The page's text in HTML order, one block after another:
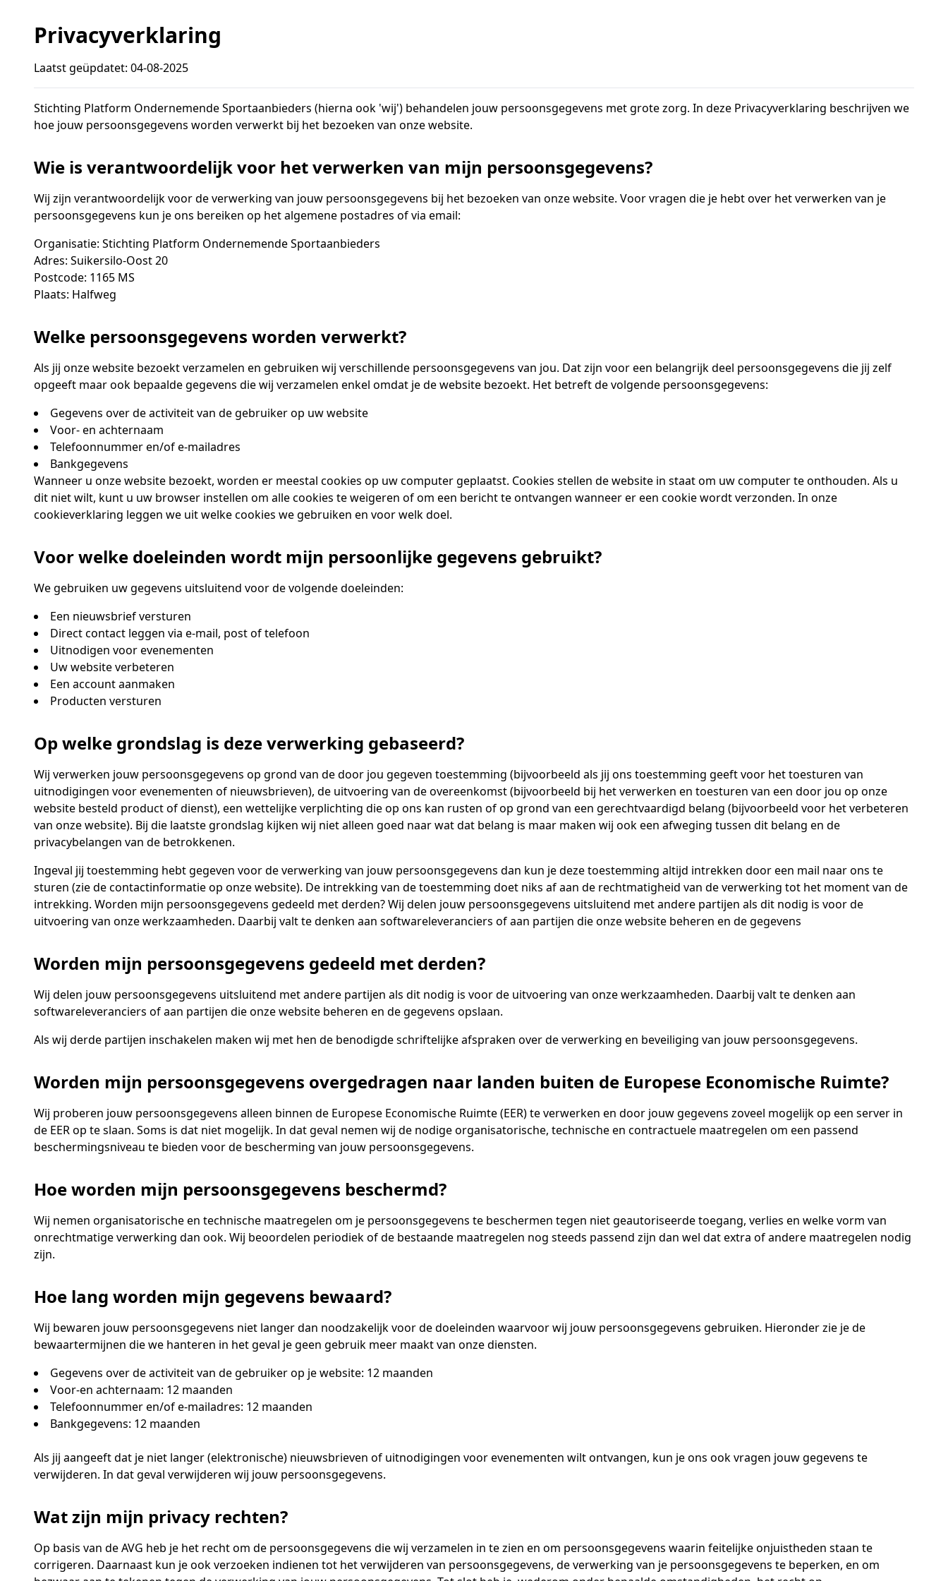
Privacyverklaring
Laatst geüpdatet: 04-08-2025
Stichting Platform Ondernemende Sportaanbieders (hierna ook 'wij') behandelen jouw persoonsgegevens met grote zorg. In deze Privacyverklaring beschrijven we
hoe jouw persoonsgegevens worden verwerkt bij het bezoeken van onze website.
Wie is verantwoordelijk voor het verwerken van mijn persoonsgegevens?
Wij zijn verantwoordelijk voor de verwerking van jouw persoonsgegevens bij het bezoeken van onze website. Voor vragen die je hebt over het verwerken van je
persoonsgegevens kun je ons bereiken op het algemene postadres of via email:
Organisatie: Stichting Platform Ondernemende Sportaanbieders
Adres: Suikersilo-Oost 20
Postcode: 1165 MS
Plaats: Halfweg
Welke persoonsgegevens worden verwerkt?
Als jij onze website bezoekt verzamelen en gebruiken wij verschillende persoonsgegevens van jou. Dat zijn voor een belangrijk deel persoonsgegevens die jij zelf
opgeeft maar ook bepaalde gegevens die wij verzamelen enkel omdat je de website bezoekt. Het betreft de volgende persoonsgegevens:
Gegevens over de activiteit van de gebruiker op uw website
Voor- en achternaam
Telefoonnummer en/of e-mailadres
Bankgegevens
Wanneer u onze website bezoekt, worden er meestal cookies op uw computer geplaatst. Cookies stellen de website in staat om uw computer te onthouden. Als u
dit niet wilt, kunt u uw browser instellen om alle cookies te weigeren of om een bericht te ontvangen wanneer er een cookie wordt verzonden. In onze
cookieverklaring leggen we uit welke cookies we gebruiken en voor welk doel.
Voor welke doeleinden wordt mijn persoonlijke gegevens gebruikt?
We gebruiken uw gegevens uitsluitend voor de volgende doeleinden:
Een nieuwsbrief versturen
Direct contact leggen via e-mail, post of telefoon
Uitnodigen voor evenementen
Uw website verbeteren
Een account aanmaken
Producten versturen
Op welke grondslag is deze verwerking gebaseerd?
Wij verwerken jouw persoonsgegevens op grond van de door jou gegeven toestemming (bijvoorbeeld als jij ons toestemming geeft voor het toesturen van
uitnodigingen voor evenementen of nieuwsbrieven), de uitvoering van de overeenkomst (bijvoorbeeld bij het verwerken en toesturen van een door jou op onze
website besteld product of dienst), een wettelijke verplichting die op ons kan rusten of op grond van een gerechtvaardigd belang (bijvoorbeeld voor het verbeteren
van onze website). Bij die laatste grondslag kijken wij niet alleen goed naar wat dat belang is maar maken wij ook een afweging tussen dit belang en de
privacybelangen van de betrokkenen.
Ingeval jij toestemming hebt gegeven voor de verwerking van jouw persoonsgegevens dan kun je deze toestemming altijd intrekken door een mail naar ons te
sturen (zie de contactinformatie op onze website). De intrekking van de toestemming doet niks af aan de rechtmatigheid van de verwerking tot het moment van de
intrekking. Worden mijn persoonsgegevens gedeeld met derden? Wij delen jouw persoonsgegevens uitsluitend met andere partijen als dit nodig is voor de
uitvoering van onze werkzaamheden. Daarbij valt te denken aan softwareleveranciers of aan partijen die onze website beheren en de gegevens
Worden mijn persoonsgegevens gedeeld met derden?
Wij delen jouw persoonsgegevens uitsluitend met andere partijen als dit nodig is voor de uitvoering van onze werkzaamheden. Daarbij valt te denken aan
softwareleveranciers of aan partijen die onze website beheren en de gegevens opslaan.
Als wij derde partijen inschakelen maken wij met hen de benodigde schriftelijke afspraken over de verwerking en beveiliging van jouw persoonsgegevens.
Worden mijn persoonsgegevens overgedragen naar landen buiten de Europese Economische Ruimte?
Wij proberen jouw persoonsgegevens alleen binnen de Europese Economische Ruimte (EER) te verwerken en door jouw gegevens zoveel mogelijk op een server in
de EER op te slaan. Soms is dat niet mogelijk. In dat geval nemen wij de nodige organisatorische, technische en contractuele maatregelen om een passend
beschermingsniveau te bieden voor de bescherming van jouw persoonsgegevens.
Hoe worden mijn persoonsgegevens beschermd?
Wij nemen organisatorische en technische maatregelen om je persoonsgegevens te beschermen tegen niet geautoriseerde toegang, verlies en welke vorm van
onrechtmatige verwerking dan ook. Wij beoordelen periodiek of de bestaande maatregelen nog steeds passend zijn dan wel dat extra of andere maatregelen nodig
zijn.
Hoe lang worden mijn gegevens bewaard?
Wij bewaren jouw persoonsgegevens niet langer dan noodzakelijk voor de doeleinden waarvoor wij jouw persoonsgegevens gebruiken. Hieronder zie je de
bewaartermijnen die we hanteren in het geval je geen gebruik meer maakt van onze diensten.
Gegevens over de activiteit van de gebruiker op je website: 12 maanden
Voor-en achternaam: 12 maanden
Telefoonnummer en/of e-mailadres: 12 maanden
Bankgegevens: 12 maanden
Als jij aangeeft dat je niet langer (elektronische) nieuwsbrieven of uitnodigingen voor evenementen wilt ontvangen, kun je ons ook vragen jouw gegevens te
verwijderen. In dat geval verwijderen wij jouw persoonsgegevens.
Wat zijn mijn privacy rechten?
Op basis van de AVG heb je het recht om de persoonsgegevens die wij verzamelen in te zien en om persoonsgegevens waarin feitelijke onjuistheden staan te
corrigeren. Daarnaast kun je ook verzoeken indienen tot het verwijderen van persoonsgegevens, de verwerking van je persoonsgegevens te beperken, en om